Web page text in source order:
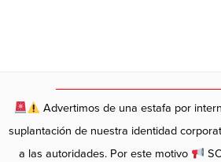
Advertimos de una estafa por
suplantación de nuestra identidad
a las autoridades. Por este motivo